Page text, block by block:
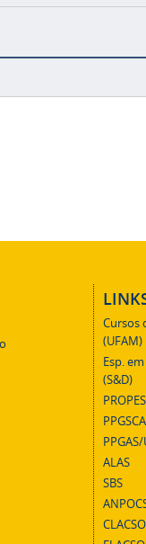
Cursos
(UFAM)
Esp.
(S&D)
ALAS
SBS
CLACSO